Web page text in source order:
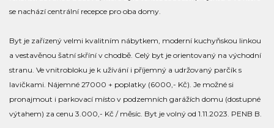
se nachází centrální recepce pro oba domy.
Byt je zařízený velmi kvalitním nábytkem, moderní kuchyňskou linkou
a vestavěnou šatní skříní v chodbě. Celý byt je orientovaný na východní
stranu. Ve vnitrobloku je k užívání i příjemný a udržovaný parčík s
lavičkami. Nájemné 27000 + poplatky (6000,- Kč). Je možné si
pronajmout i parkovací místo v podzemních garážích domu (dostupné
výtahem) za cenu 3.000,- Kč / měsíc. Byt je volný od 1.11.2023. PENB B.